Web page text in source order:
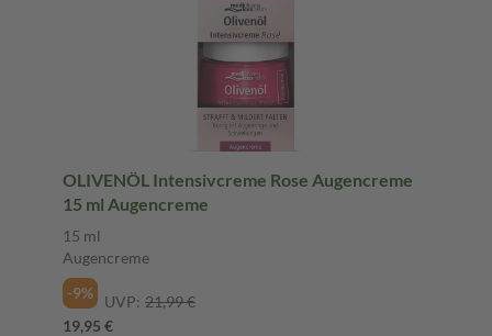
OLIVENÖL Intensivcreme Rose Augencreme
15 ml Augencreme
15 ml
Augencreme
-9%
UVP: 21,99 €
19,95 €